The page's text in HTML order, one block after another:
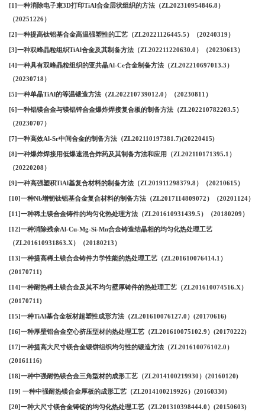
[1]一种消除电子束3D打印TiAl合金层状组织的方法（ZL202310954846.8）
（20251226）
[2]一种提高钛铝基合金高温强塑性的工艺（ZL20221126445.5）（20240319）
[3]一种双峰晶粒组织TiAl合金及其制备方法（ZL202211220630.0）（20230613）
[4]一种具有双峰晶粒组织的亚共晶Al-Ce合金制备方法（ZL202210697013.3）
（20230718）
[5]一种单晶TiAl的等温锻造方法（ZL202210739012.0）（20230811）
[6]一种铝镁合金与镁铝锌合金爆炸焊接复合板的制备方法（ZL202210782203.5）
（20230707）
[7]一种高效Al-Sr中间合金的制备方法（ZL202110197381.7)(20220415)
[8]一种爆炸焊接用低爆速混合炸药及其制备方法和应用（ZL202110171395.1）
（20220208）
[9]一种高强塑积TiAl基复合材料的制备方法（ZL201911298379.8）（20210615）
[10]一种Nb增韧钛铝基合金复合材料的制备方法（ZL2017114809072）（20201124）
[11]一种稀土镁合金铸件的均匀化热处理方法（ZL201610931439.5）（20180209）
[12]一种消除残余Al-Cu-Mg-Si-Mn合金铸造结晶相的均匀化热处理工艺
（ZL201610931863.X）（20180213）
[13]一种提高稀土镁合金铸件力学性能的热处理工艺（ZL201610076414.1）
(20170711)
[14]一种耐热稀土镁合金及其不均匀壁厚铸件的热处理工艺（ZL201610074516.X）
(20170711)
[15]一种TiAl基合金板材超塑性成形方法（ZL201610076127.0）(20170616)
[16]一种厚壁铝合金空心挤压型材的热处理工艺（ZL201610075102.9）(20170222)
[17]一种提高大尺寸镁合金锻饼组织均匀性的锻造方法（ZL201610076102.0）
(20161116)
[18]一种中强耐热镁合金三角型材的成形工艺（ZL2014100219930）(20160120)
[19] 一种中强耐热镁合金厚板的成形工艺（ZL2014100219926）(20160330)
[20]一种大尺寸镁合金铸锭的均匀化热处理工艺（ZL201310398444.0）(20150603)